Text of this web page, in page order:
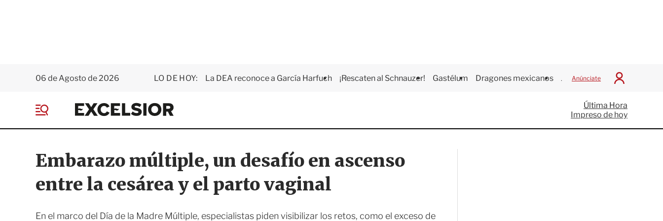
06 de Agosto de 2026 LO DE HOY: La DEA reconoce a García Harfuch ¡Rescaten al Schnauzer! Gastélum Dragones mexicanos Juegos Centroamericanos
Anúnciate
I
c
i
a
E
x
e
s
i
o
e
Última Hora
Impreso de hoy
Embarazo múltiple, un desafío en ascenso
entre la cesárea y el parto vaginal
En el marco del Día de la Madre Múltiple, especialistas piden visibilizar los retos, como el exceso de